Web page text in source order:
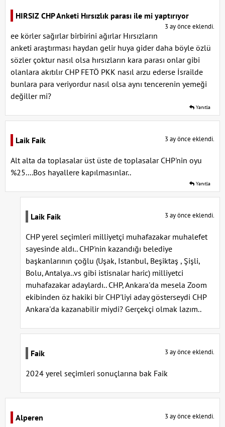
HIRSIZ CHP Anketi Hırsızlık parası ile mi yaptırıyor
3 ay önce eklendi.
ee körler sağırlar birbirini ağırlar Hırsızların
anketi araştırması haydan gelir huya gider daha böyle özlü
sözler çoktur nasıl olsa hırsızların kara parası onlar gibi
olanlara akıtılır CHP FETÖ PKK nasıl arzu ederse İsrailde
bunlara para veriyordur nasıl olsa aynı tencerenin yemeği
değiller mi?
Yanıtla
Laik Faik 3 ay önce eklendi.
Alt alta da toplasalar üst üste de toplasalar CHP'nin oyu
%25....Bos hayallere kapılmasınlar..
Yanıtla
Laik Faik 3 ay önce eklendi.
CHP yerel seçimleri milliyetçi muhafazakar muhalefet
sayesinde aldı.. CHP'nin kazandığı belediye
başkanlarının çoğlu (Uşak, Istanbul, Beşiktaş , Şişli,
Bolu, Antalya..vs gibi istisnalar haric) milliyetci
muhafazakar adaylardı.. CHP, Ankara'da mesela Zoom
ekibinden öz hakiki bir CHP'liyi aday gösterseydi CHP
Ankara'da kazanabilir miydi? Gerçekçi olmak lazım..
Faik 3 ay önce eklendi.
2024 yerel seçimleri sonuçlarına bak Faik
Alperen 3 ay önce eklendi.